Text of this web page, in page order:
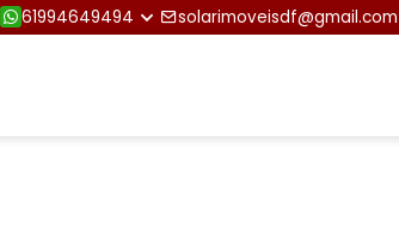
61994649494 solarimoveisdf@gmail.com